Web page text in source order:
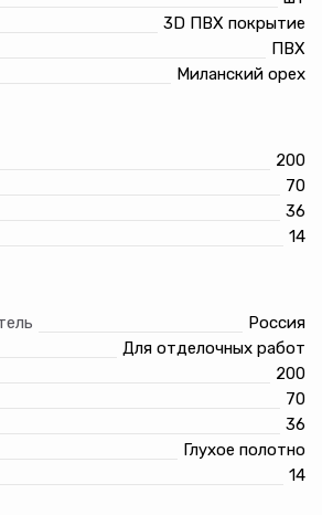
3D ПВХ покрытие
ПВХ
Миланский орех
200
70
36
14
Россия
Для отделочных работ
200
70
36
Глухое полотно
14